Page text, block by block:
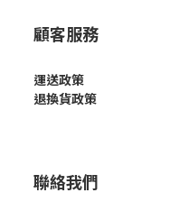
顧客服務
運送政策
退換貨政策
聯絡我們